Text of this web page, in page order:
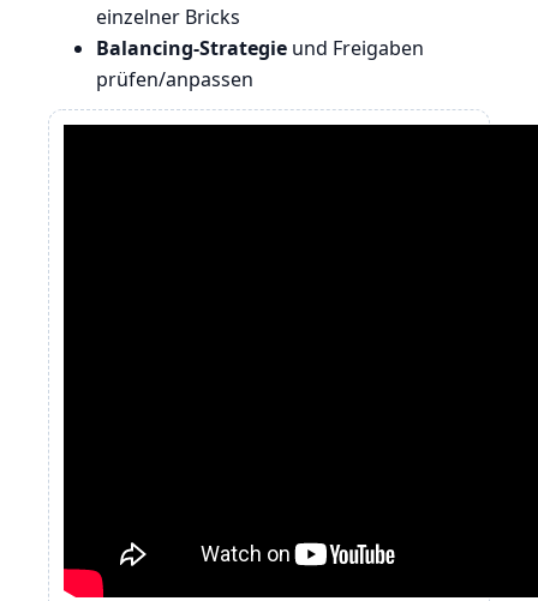
einzelner Bricks
Balancing-Strategie und Freigaben
prüfen/anpassen